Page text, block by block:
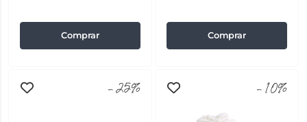
Comprar Comprar
-25% -10%